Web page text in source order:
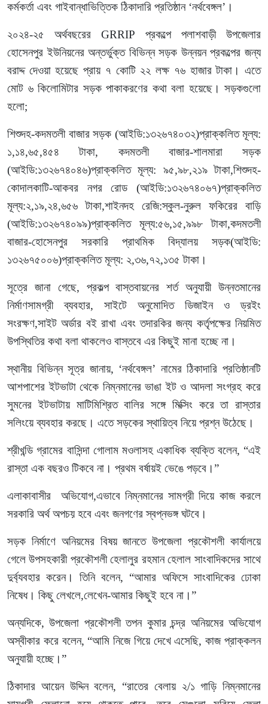
কর্মকর্তা এবং গাইবান্ধাভিত্তিক ঠিকাদারি প্রতিষ্ঠান ‘নর্থবেঙ্গল’।
২০২৪-২৫ অর্থবছরের GRRIP প্রকল্পে পলাশবাড়ী উপজেলার
হোসেনপুর ইউনিয়নের অন্তর্ভুক্ত বিভিন্ন সড়ক উন্নয়ন প্রকল্পের জন্য
বরাদ্দ দেওয়া হয়েছে প্রায় ৭ কোটি ২২ লক্ষ ৭৬ হাজার টাকা। এতে
মোট ৬ কিলোমিটার সড়ক পাকাকরণের কথা বলা হয়েছে। সড়কগুলো
হলো;
শিশুদহ-কদমতলী বাজার সড়ক (আইডি:১৩২৬৭৪০৩২)প্রাক্কলিত মূল্য:
১,১৪,৬৫,৪৫৪ টাকা, কদমতলী বাজার-শালমারা সড়ক
(আইডি:১৩২৬৭৪০৪৬)প্রাক্কলিত মূল্য: ৯৫,৯৮,২১৯ টাকা,শিশুদহ-
কোদালকাটি-আকবর নগর রোড (আইডি:১৩২৬৭৪০৬৭)প্রাক্কলিত
মূল্য:২,১৯,২৪,৬৫৬ টাকা,শাইনদহ রেজি:স্কুল-নুরুল ফকিরের বাড়ি
(আইডি:১৩২৬৭৪০৯৯)প্রাক্কলিত মূল্য:৫৬,১৫,৯৯৮ টাকা,কদমতলী
বাজার-হোসেনপুর সরকারি প্রাথমিক বিদ্যালয় সড়ক(আইডি:
১৩২৬৭৫০০৬)প্রাক্কলিত মূল্য: ২,৩৬,৭২,১৩৫ টাকা।
সূত্রে জানা গেছে, প্রকল্প বাস্তবায়নের শর্ত অনুযায়ী উন্নতমানের
নির্মাণসামগ্রী ব্যবহার, সাইটে অনুমোদিত ডিজাইন ও ড্রইং
সংরক্ষণ,সাইট অর্ডার বই রাখা এবং তদারকির জন্য কর্তৃপক্ষের নিয়মিত
উপস্থিতির কথা বলা থাকলেও বাস্তবে এর কিছুই মানা হচ্ছে না।
স্থানীয় বিভিন্ন সূত্র জানায়, ‘নর্থবেঙ্গল’ নামের ঠিকাদারি প্রতিষ্ঠানটি
আশপাশের ইটভাটা থেকে নিম্নমানের ভাঙা ইট ও আদলা সংগ্রহ করে
সুমনের ইটভাটায় মাটিমিশ্রিত বালির সঙ্গে মিক্সিং করে তা রাস্তার
সলিংয়ে ব্যবহার করছে। এতে সড়কের স্থায়িত্ব নিয়ে প্রশ্ন উঠেছে।
শ্রীখন্ডি গ্রামের বাসিন্দা গোলাম মওলাসহ একাধিক ব্যক্তি বলেন, “এই
রাস্তা এক বছরও টিকবে না। প্রথম বর্ষায়ই ভেঙে পড়বে।”
এলাকাবাসীর অভিযোগ,এভাবে নিম্নমানের সামগ্রী দিয়ে কাজ করলে
সরকারি অর্থ অপচয় হবে এবং জনগণের স্বপ্নভঙ্গ ঘটবে।
সড়ক নির্মাণে অনিয়মের বিষয় জানতে উপজেলা প্রকৌশলী কার্যালয়ে
গেলে উপসহকারী প্রকৌশলী হেলালুর রহমান হেলাল সাংবাদিকদের সাথে
দুর্ব্যবহার করেন। তিনি বলেন, “আমার অফিসে সাংবাদিকের ঢোকা
নিষেধ। কিছু লেখলে,লেখেন-আমার কিছুই হবে না।”
অন্যদিকে, উপজেলা প্রকৌশলী তপন কুমার চন্দ্র অনিয়মের অভিযোগ
অস্বীকার করে বলেন, “আমি নিজে গিয়ে দেখে এসেছি, কাজ প্রাক্কলন
অনুযায়ী হচ্ছে।”
ঠিকাদার আয়েন উদ্দিন বলেন, “রাতের বেলায় ২/১ গাড়ি নিম্নমানের